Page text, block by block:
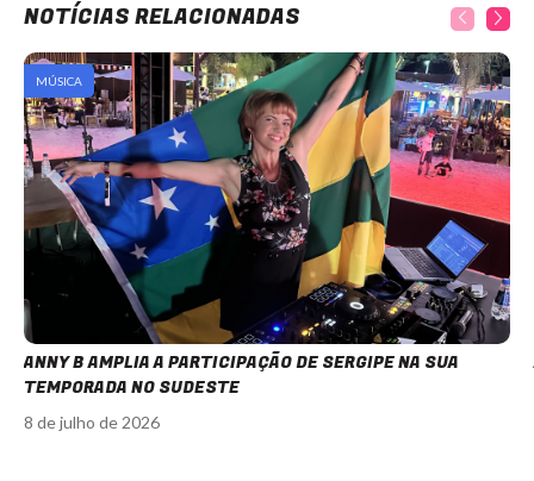
NOTÍCIAS RELACIONADAS
MÚSICA
ANNY B AMPLIA A PARTICIPAÇÃO DE SERGIPE NA SUA
TEMPORADA NO SUDESTE
8 de julho de 2026